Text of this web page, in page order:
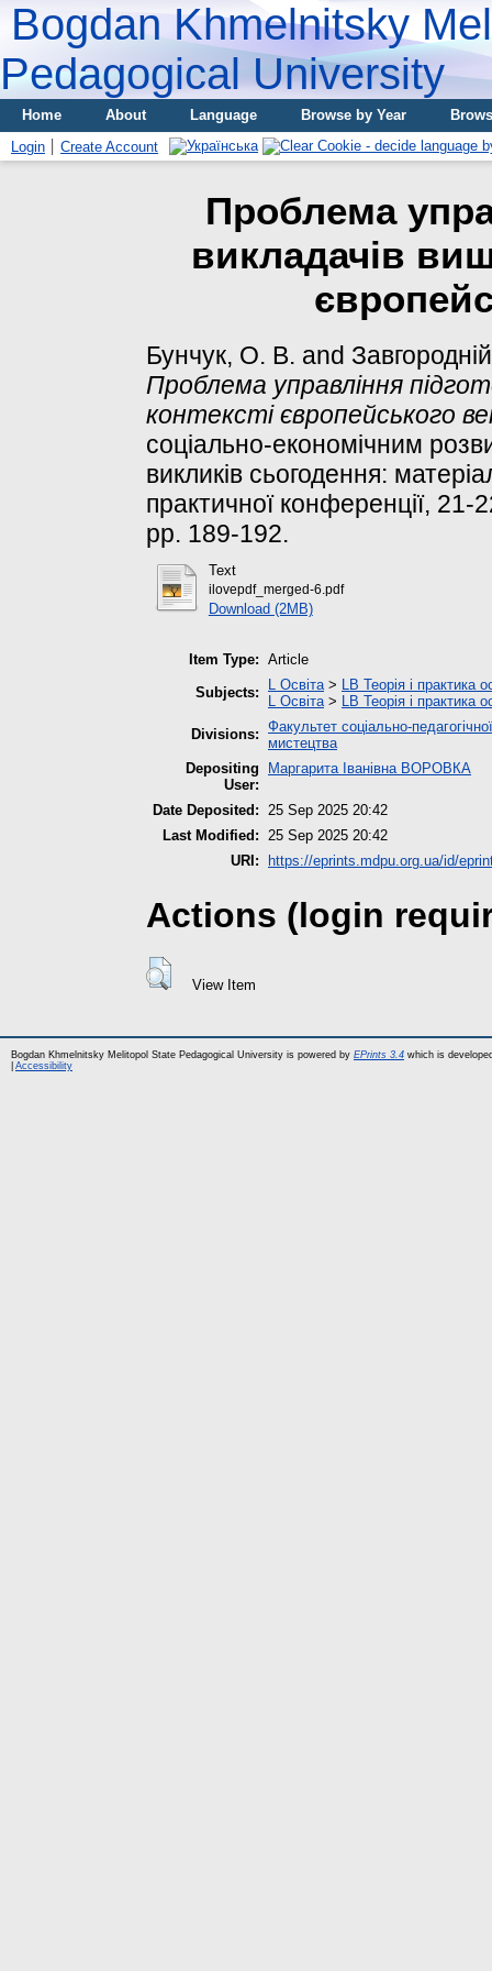
Bogdan Khmelnitsky
Pedagogical University
Home About Language Browse by Year
Login
Create Account
Проблема
викладачів
Бунчук, О. В. and
Проблема управління
контексті європейського
соціально-економічним
викликів сьогодення:
практичної конференції,
pp. 189-192.
Text
ilovepdf_merged-6.pdf
Download (2MB)
Item Type: Article
Subjects:
L Освіта >
LB Теорія і практика
L Освіта >
LB Теорія і практика
Divisions: Факультет соціально-
мистецтва
Depositing
User:
Маргарита Іванівна ВОРОВКА
Date Deposited:
25 Sep 2025 20:42
Last Modified:
25 Sep 2025 20:42
URI:
https://eprints.mdpu.org.ua/id/
Actions (login
View Item
Bogdan Khmelnitsky Melitopol State Pedagogical University is powered by EPrints 3.4 which is
Accessibility